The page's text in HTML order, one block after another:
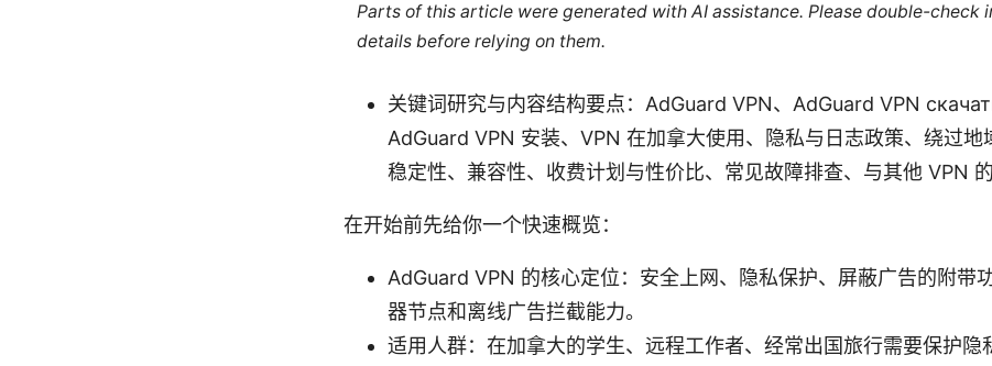
Parts of this article were generated with AI assistance. Please double-check
details before relying on them.
关键词研究与内容结构要点：AdGuard VPN、AdGuard VPN
AdGuard VPN 安装、VPN 在加拿大使用、隐私与日志政策、绕过地
稳定性、兼容性、收费计划与性价比、常见故障排查、与其他 VPN 的
在开始前先给你一个快速概览：
AdGuard VPN 的核心定位：安全上网、隐私保护、屏蔽广告的附带
器节点和离线广告拦截能力。
适用人群：在加拿大的学生、远程工作者、经常出国旅行需要保护隐